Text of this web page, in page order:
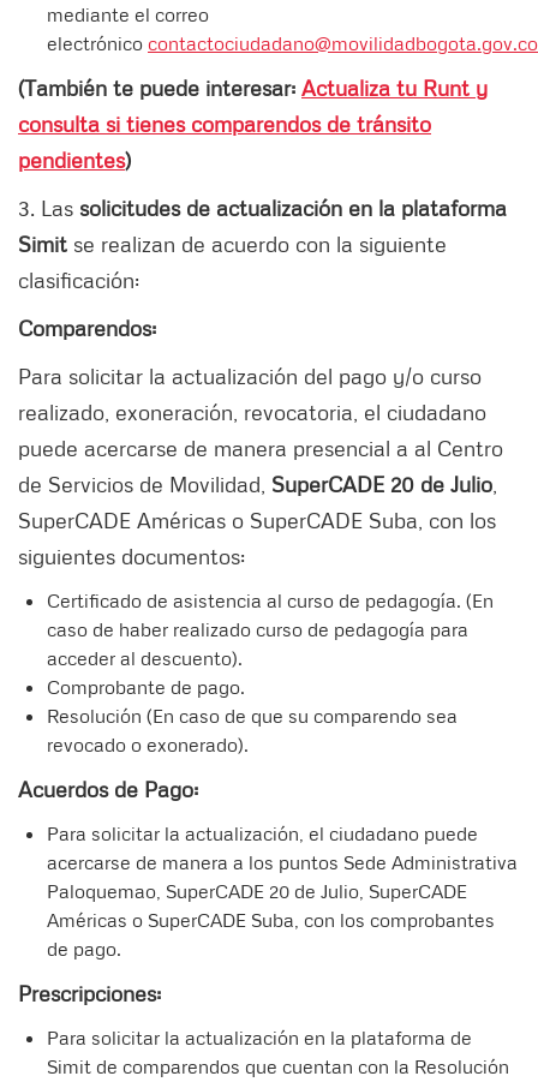
mediante el correo
electrónico contactociudadano@movilidadbogota.gov.co
(También te puede interesar: Actualiza tu Runt y
consulta si tienes comparendos de tránsito
pendientes)
3. Las solicitudes de actualización en la plataforma
Simit se realizan de acuerdo con la siguiente
clasificación:
Comparendos:
Para solicitar la actualización del pago y/o curso
realizado, exoneración, revocatoria, el ciudadano
puede acercarse de manera presencial a al Centro
de Servicios de Movilidad, SuperCADE 20 de Julio
SuperCADE Américas o SuperCADE Suba, con los
siguientes documentos:
Certificado de asistencia al curso de pedagogía. (En
caso de haber realizado curso de pedagogía para
acceder al descuento).
Comprobante de pago.
Resolución (En caso de que su comparendo sea
revocado o exonerado).
Acuerdos de Pago:
Para solicitar la actualización, el ciudadano puede
acercarse de manera a los puntos Sede Administrativa
Paloquemao, SuperCADE 20 de Julio, SuperCADE
Américas o SuperCADE Suba, con los comprobantes
de pago.
Prescripciones:
Para solicitar la actualización en la plataforma de
Simit de comparendos que cuentan con la Resolución